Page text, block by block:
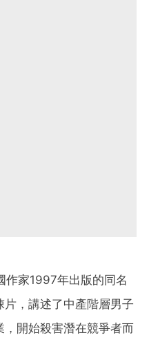
作家1997年出版的同名
，講述了中產階層男子
開始殺害潛在競爭者而